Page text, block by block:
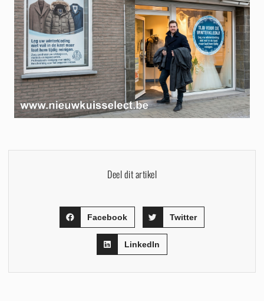
Deel dit artikel
Facebook Twitter
LinkedIn